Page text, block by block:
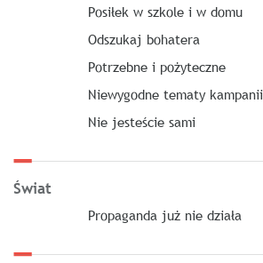
Posiłek w szkole i w domu
Odszukaj bohatera
Potrzebne i pożyteczne
Niewygodne tematy kampanii
Nie jesteście sami
Świat
Propaganda już nie działa